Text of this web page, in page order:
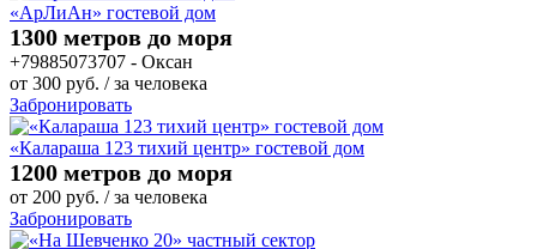
«АрЛиАн» гостевой дом
1300 метров до моря
+79885073707 - Оксан
от 300 руб. / за человека
Забронировать
«Калараша 123 тихий центр» гостевой дом
1200 метров до моря
от 200 руб. / за человека
Забронировать